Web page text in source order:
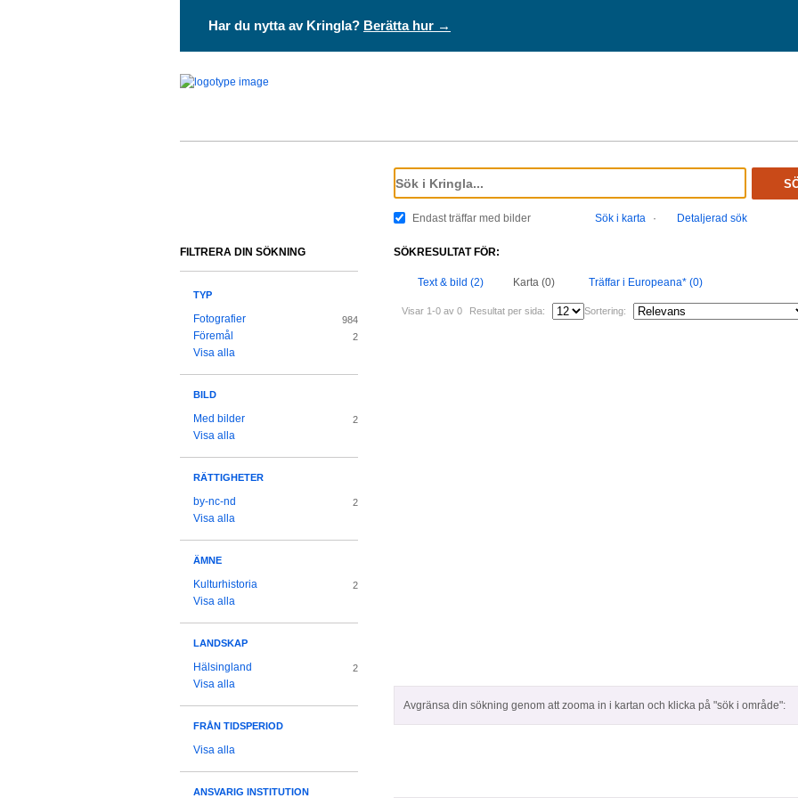
Har du nytta av Kringla? Berätta hur →
Endast träffar med bilder Sök i karta · Detaljerad sök
SÖKRESULTAT FÖR:
Text & bild (2) Karta (0) Träffar i Europeana* (0)
Visar 1-0 av 0 Resultat per sida: Sortering:
Avgränsa din sökning genom att zooma in i kartan och klicka på "sök i område":
FILTRERA DIN SÖKNING
TYP
Fotografier 984
Föremål 2
Visa alla
BILD
Med bilder 2
Visa alla
RÄTTIGHETER
by-nc-nd 2
Visa alla
ÄMNE
Kulturhistoria 2
Visa alla
LANDSKAP
Hälsingland 2
Visa alla
FRÅN TIDSPERIOD
Visa alla
ANSVARIG INSTITUTION